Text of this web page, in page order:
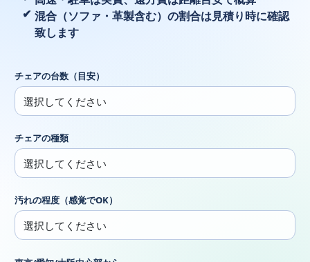
混合（ソファ・革製含む）の割合は見積り時に確認
致します
チェアの台数（目安）
チェアの種類
汚れの程度（感覚でOK）